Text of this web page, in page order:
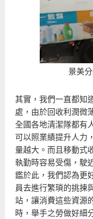
景美
其實，我們一直都知
處，由於回收利潤微
全國各地清潔隊都有
可以照業績提升人力
量越大。而且移動式
執勤時容易受傷，駛
鑑於此，我們認為更
員去進行繁瑣的挑揀
站，讓消費這些資源
時，舉手之勞做好細